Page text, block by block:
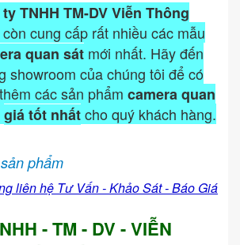
TNHH TM-DV Viễn Thông
còn cung cấp rất nhiều các mẫu
quan sát mới nhất. Hãy đến
showroom của chúng tôi để có
các sản phẩm camera quan
giá tốt nhấtcho quý khách hàng.
phẩm
liên hệ Tư Vấn - Khảo Sát - Báo Giá
- TM - DV - VIỄN